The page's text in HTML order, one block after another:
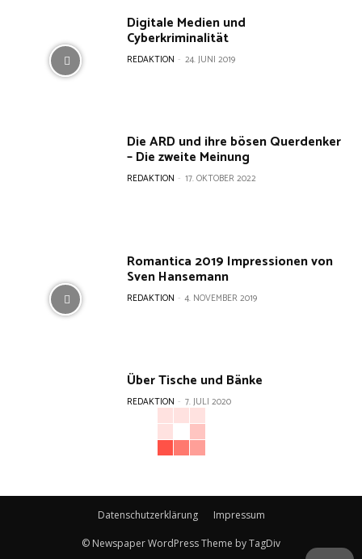
Digitale Medien und
Cyberkriminalität
REDAKTION - 24. JUNI 2019
Die ARD und ihre bösen Querdenker
– Die zweite Meinung
REDAKTION - 17. OKTOBER 2022
Romantica 2019 Impressionen von
Sven Hansemann
REDAKTION - 4. NOVEMBER 2019
Über Tische und Bänke
REDAKTION - 7. JULI 2020
Datenschutzerklärung Impressum
© Newspaper WordPress Theme by TagDiv